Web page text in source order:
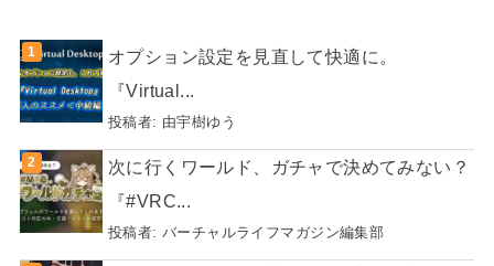
オプション設定を見直して快適に。
『Virtual...
投稿者: 由宇樹ゆう
次に行くワールド、ガチャで決めてみない？
『#VRC...
投稿者: バーチャルライフマガジン編集部